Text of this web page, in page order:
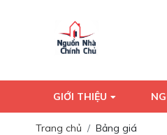
GIỚI THIỆU
Trang chủ Bảng giá